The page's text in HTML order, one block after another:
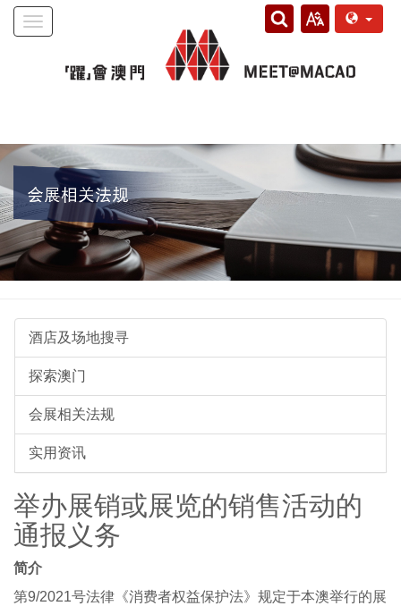
Toggle
酒店及场地搜寻
探索澳门
会展相关法规
实用资讯
举办展销或展览的销售活动的
通报义务
简介
第9/2021号法律《消费者权益保护法》规定于本澳举行的展